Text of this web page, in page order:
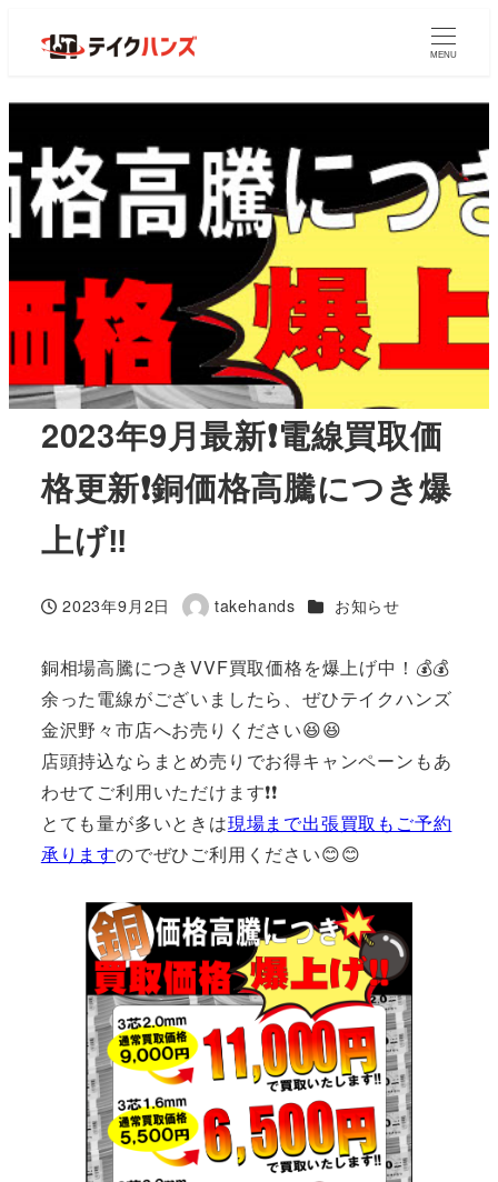
MENU
2023年9月最新❗電線買取価
格更新❗銅価格高騰につき爆
上げ‼
投稿日
2023年9月2日
著
takehands カテゴリー
お知らせ
銅相場高騰につきVVF買取価格を爆上げ中！💰💰
余った電線がございましたら、ぜひテイクハンズ
金沢野々市店へお売りください😆😆
店頭持込ならまとめ売りでお得キャンペーンもあ
わせてご利用いただけます❗❗
とても量が多いときは現場まで出張買取もご予約
承りますのでぜひご利用ください😊😊